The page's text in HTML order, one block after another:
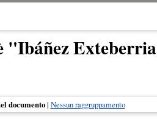
"Ibáñez
documento| Nessun raggruppamento